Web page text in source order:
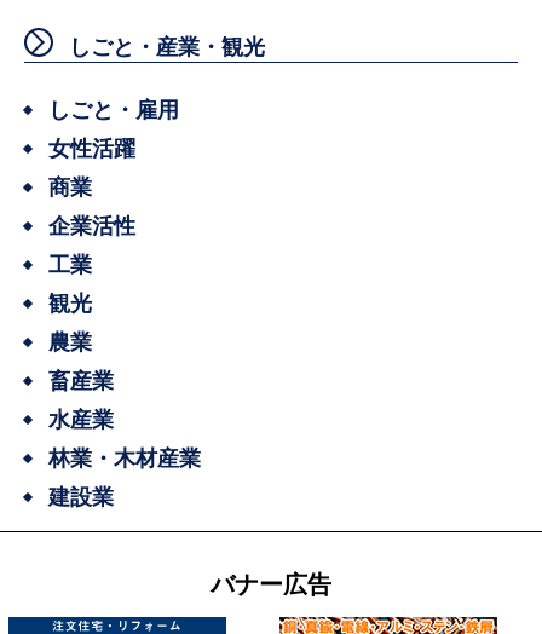
しごと・産業・観光
しごと・雇用
女性活躍
商業
企業活性
工業
観光
農業
畜産業
水産業
林業・木材産業
建設業
バナー広告